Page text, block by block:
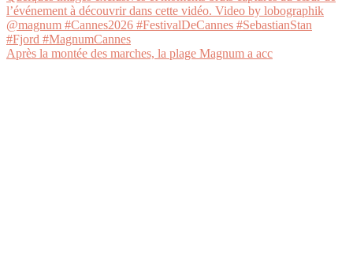
Après la montée des marches, la plage Magnum a acc